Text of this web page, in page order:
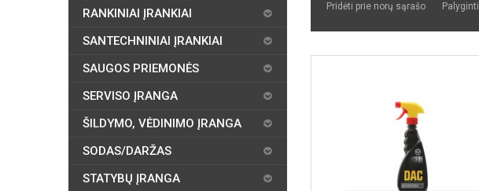
Pridėti prie norų sąrašo Palyginti
RANKINIAI ĮRANKIAI
SANTECHNINIAI ĮRANKIAI
SAUGOS PRIEMONĖS
SERVISO ĮRANGA
ŠILDYMO, VĖDINIMO ĮRANGA
SODAS/DARŽAS
STATYBŲ ĮRANGA